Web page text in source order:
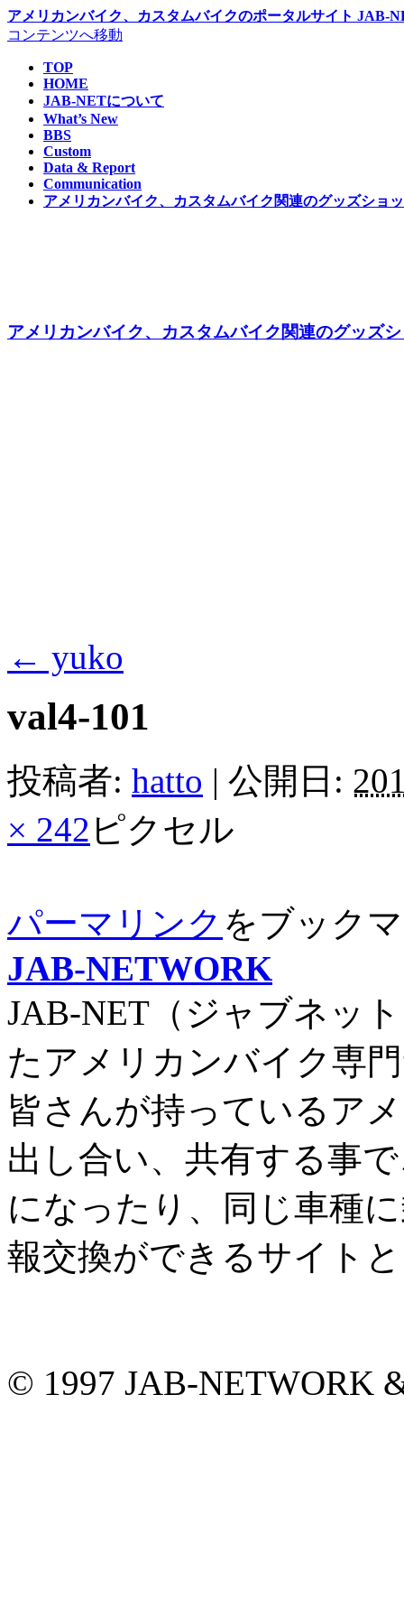
アメリカンバイク、カスタムバイクのポータルサイト JAB-
コンテンツへ移動
TOP
HOME
JAB-NETについて
What’s New
BBS
Custom
Data & Report
Communication
アメリカンバイク、カスタムバイク関連のグッズショ
アメリカンバイク、カスタムバイク関連のグッズ
← yuko
val4-101
投稿者: hatto | 公開日:
× 242 ピクセル
パーマリンク をブック
JAB-NETWORK
JAB-NET（ジャブネッ
たアメリカンバイク専
皆さんが持っているア
出し合い、共有する事
になったり、同じ車種
報交換ができるサイト
© 1997 JAB-NETWORK